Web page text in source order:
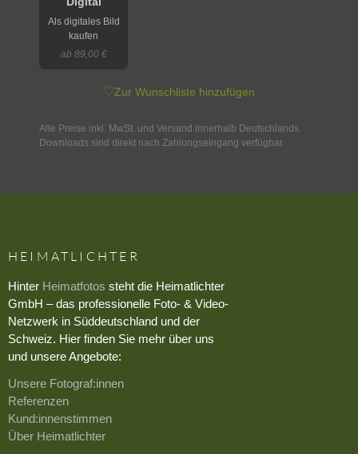
Als digitales Bild
kaufen
ab 89,00 €
♡Zur Wunschliste hinzufügen
Alle Preise inkl. MwSt. und Versand innerhalb Deutschlands.
Downloads sind direkt nach Zahlungseingang verfügbar.
HEIMATLICHTER
Hinter Heimatfotos steht die Heimatlichter
GmbH – das professionelle Foto- & Video-
Netzwerk in Süddeutschland und der
Schweiz. Hier finden Sie mehr über uns
und unsere Angebote:
Unsere Fotograf:innen
Referenzen
Kund:innenstimmen
Über Heimatlichter